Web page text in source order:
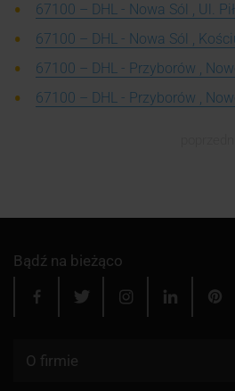
67100 – DHL - Nowa Sól , Ul.
67100 – DHL - Nowa Sól ,
67100 – DHL - Przyborów ,
67100 – DHL - Przyborów ,
Bądź na bieżąco
O firmie